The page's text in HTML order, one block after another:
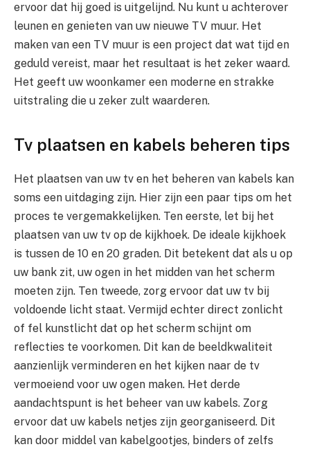
ervoor dat hij goed is uitgelijnd. Nu kunt u achterover
leunen en genieten van uw nieuwe TV muur. Het
maken van een TV muur is een project dat wat tijd en
geduld vereist, maar het resultaat is het zeker waard.
Het geeft uw woonkamer een moderne en strakke
uitstraling die u zeker zult waarderen.
Tv plaatsen en kabels beheren tips
Het plaatsen van uw tv en het beheren van kabels kan
soms een uitdaging zijn. Hier zijn een paar tips om het
proces te vergemakkelijken. Ten eerste, let bij het
plaatsen van uw tv op de kijkhoek. De ideale kijkhoek
is tussen de 10 en 20 graden. Dit betekent dat als u op
uw bank zit, uw ogen in het midden van het scherm
moeten zijn. Ten tweede, zorg ervoor dat uw tv bij
voldoende licht staat. Vermijd echter direct zonlicht
of fel kunstlicht dat op het scherm schijnt om
reflecties te voorkomen. Dit kan de beeldkwaliteit
aanzienlijk verminderen en het kijken naar de tv
vermoeiend voor uw ogen maken. Het derde
aandachtspunt is het beheer van uw kabels. Zorg
ervoor dat uw kabels netjes zijn georganiseerd. Dit
kan door middel van kabelgootjes, binders of zelfs